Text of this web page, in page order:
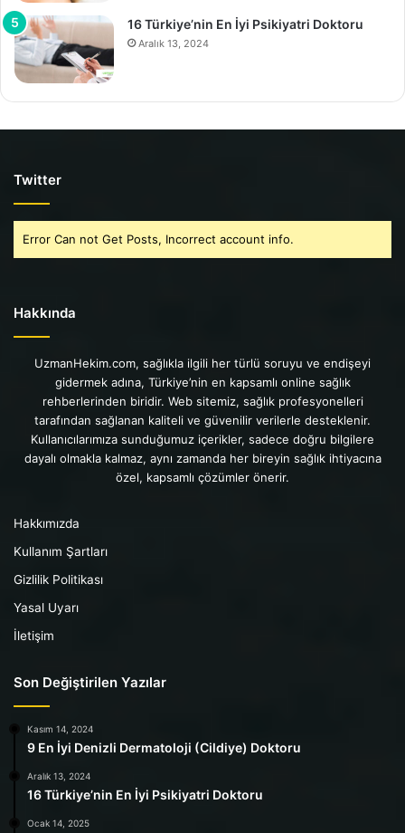
16 Türkiye’nin En İyi Psikiyatri Doktoru
Aralık 13, 2024
Twitter
Error Can not Get Posts, Incorrect account info.
Hakkında
UzmanHekim.com, sağlıkla ilgili her türlü soruyu ve endişeyi
gidermek adına, Türkiye’nin en kapsamlı online sağlık
rehberlerinden biridir. Web sitemiz, sağlık profesyonelleri
tarafından sağlanan kaliteli ve güvenilir verilerle desteklenir.
Kullanıcılarımıza sunduğumuz içerikler, sadece doğru bilgilere
dayalı olmakla kalmaz, aynı zamanda her bireyin sağlık ihtiyacına
özel, kapsamlı çözümler önerir.
Hakkımızda
Kullanım Şartları
Gizlilik Politikası
Yasal Uyarı
İletişim
Son Değiştirilen Yazılar
Kasım 14, 2024
9 En İyi Denizli Dermatoloji (Cildiye) Doktoru
Aralık 13, 2024
16 Türkiye’nin En İyi Psikiyatri Doktoru
Ocak 14, 2025